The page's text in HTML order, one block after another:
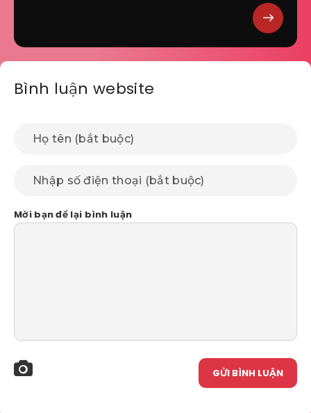
Bình luận website
Mời bạn để lại bình luận
GỬI BÌNH LUẬN